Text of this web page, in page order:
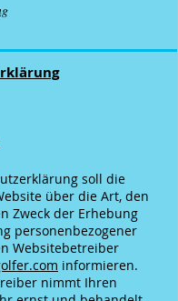
soll die
über die Art, den
Zweck der Erhebung
personenbezogener
Websitebetreiber
informieren.
nimmt Ihren